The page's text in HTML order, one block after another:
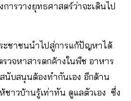
ารวางยุทธศาสตร์ว่าจะเดินไป
ะชาชนนำไปสู่การแก้ปัญหาได้
วจหาสารตกค้างในพืช อาหาร
นับสนุนต้องทำกันเอง อีกด้าน
ชาวบ้านรู้เท่าทัน ดูแลตัวเอง ซึ่ง